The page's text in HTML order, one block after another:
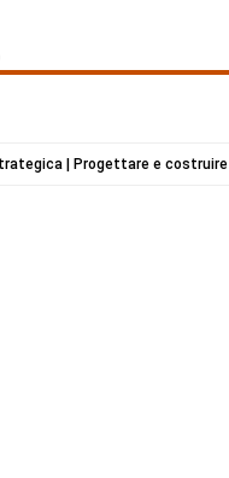
| Progettare e